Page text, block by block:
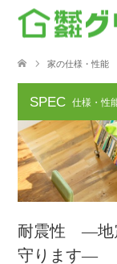
家の仕様・性能
SPEC 仕様・性
耐震性 ―地
守ります―